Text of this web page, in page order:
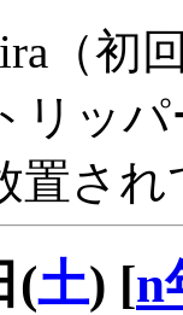
（初
リッ
置さ
(土) [n